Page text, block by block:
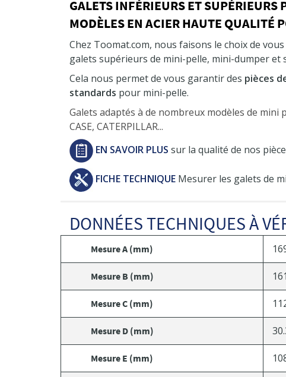
GALETS INFÉRIEURS ET
MODÈLES EN ACIER HAUTE QUALITÉ
Chez Toomat.com, nous faisons le choix de
galets supérieurs de mini-pelle, mini-dumper et
Cela nous permet de vous garantir des pièces
standards pour mini-pelle.
Galets adaptés à de nombreux modèles de mini
CASE, CATERPILLAR...
EN SAVOIR PLUS sur la qualité de nos
FICHE TECHNIQUE Mesurer les galets de
DONNÉES TECHNIQUES À
Mesure A (mm)
Mesure B (mm) 161
Mesure C (mm)
Mesure D (mm)
Mesure E (mm)